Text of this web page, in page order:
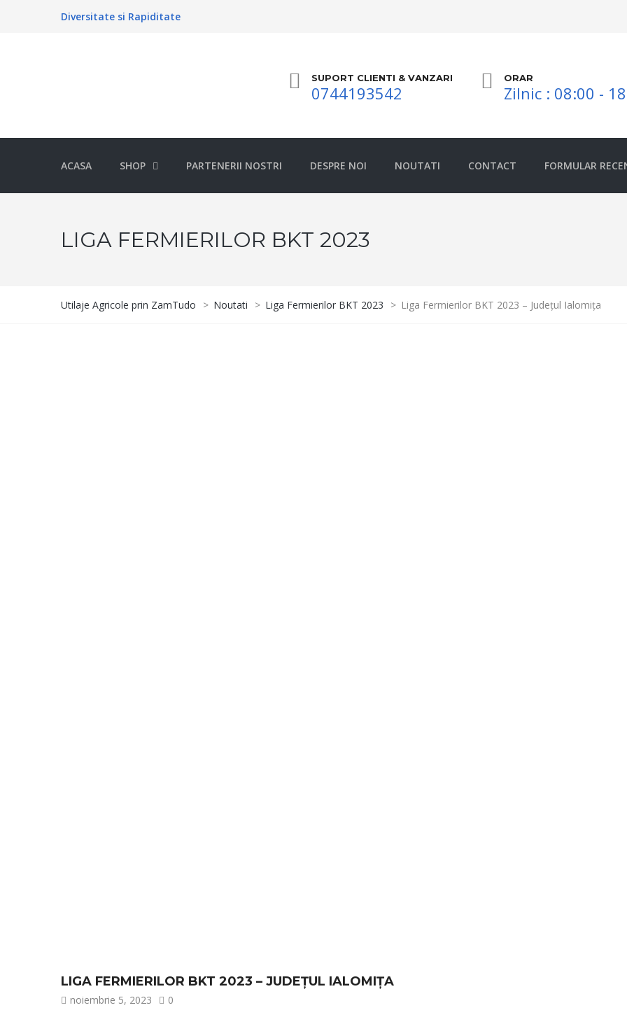
Diversitate si Rapiditate
SUPORT CLIENTI & VANZARI
0744193542
ORAR
Zilnic : 08:00 -
ACASA SHOP PARTENERII NOSTRI DESPRE NOI NOUTATI CONTACT FORMULAR
LIGA FERMIERILOR BKT 2023
Utilaje Agricole prin ZamTudo > Noutati > Liga Fermierilor BKT 2023 > Liga Fermierilor BKT 2023 – Județul Ialomița
LIGA FERMIERILOR BKT 2023 – JUDEȚUL IALOMIȚA
noiembrie 5, 2023 0